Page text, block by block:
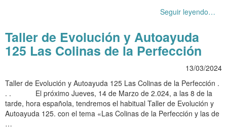
Seguir leyendo…
Taller de Evolución y Autoayuda
125 Las Colinas de la Perfección
13/03/2024
Taller de Evolución y Autoayuda 125 Las Colinas de la Perfección .
. . El próximo Jueves, 14 de Marzo de 2.024, a las 8 de la
tarde, hora española, tendremos el habitual Taller de Evolución y
Autoayuda 125. con el tema «Las Colinas de la Perfección y las de
…